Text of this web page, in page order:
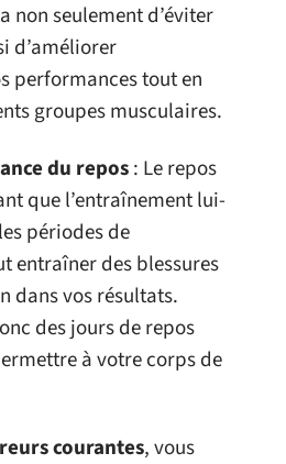
non seulement d’éviter
d’améliorer
performances tout en
groupes musculaires.
du repos: Le repos
que l’entraînement lui-
périodes de
entraîner des blessures
dans vos résultats.
des jours de repos
à votre corps de
courantes, vous